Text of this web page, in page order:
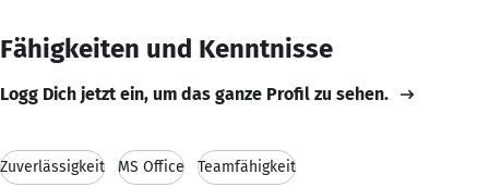
Fähigkeiten und Kenntnisse
Logg Dich jetzt ein, um das ganze Profil zu sehen.
Zuverlässigkeit MS Office Teamfähigkeit